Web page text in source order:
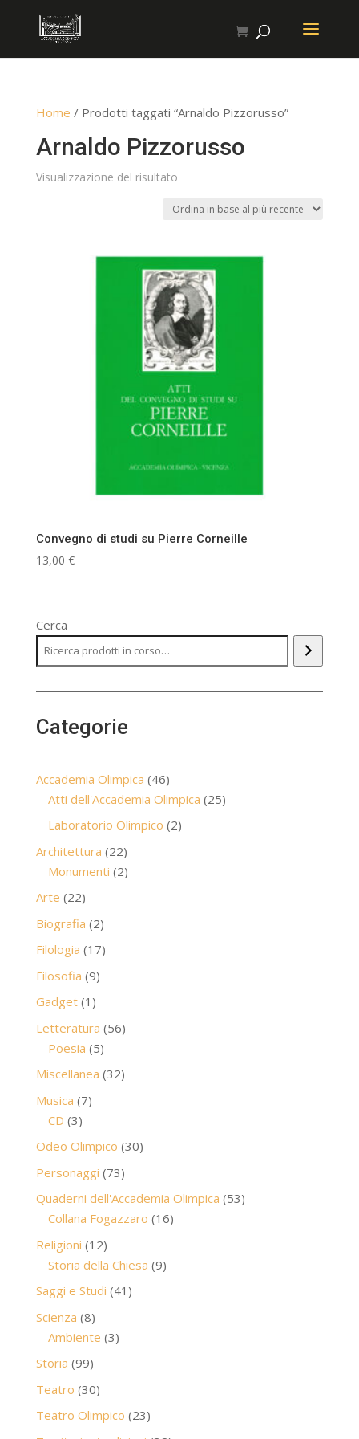
Home / Prodotti taggati “Arnaldo Pizzorusso”
Arnaldo Pizzorusso
Visualizzazione del risultato
Convegno di studi su Pierre Corneille
13,00 €
Cerca
Categorie
Accademia Olimpica 4646
prodotti
Atti dell'Accademia Olimpica 2525
Laboratorio Olimpico 22
Architettura 2222
prodotti
Monumenti 22
Arte 2222
prodotti
Biografia 22
prodotti
Filologia 1717
Filosofia 99
Gadget 1 1
prodotto
Letteratura 5656
Poesia 55
prodotti
Miscellanea 3232
Musica 77
CD 33
prodotti
Odeo Olimpico 3030
Personaggi 7373
prodotti
Quaderni dell'Accademia Olimpica 5353
Collana Fogazzaro 1616
Religioni 1212
prodotti
Storia della Chiesa 99
Saggi e Studi 41 41
Scienza 88
prodotti
Ambiente 33
Storia 9999
prodotti
Teatro 3030
prodotti
Teatro Olimpico 2323
prodotti